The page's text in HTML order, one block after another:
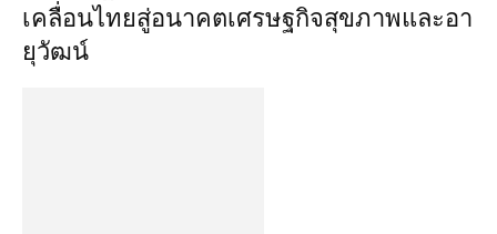
เคลื่อนไทยสู่อนาคตเศรษฐกิจสุขภาพและอา
ยุวัฒน์